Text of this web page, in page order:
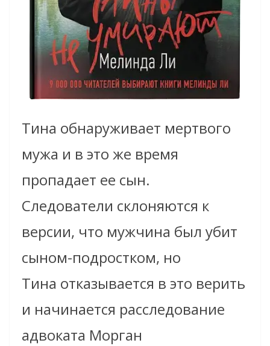
Тина обнаруживает мертвого
мужа и в это же время
пропадает ее сын.
Следователи склоняются к
версии, что мужчина был убит
сыном-подростком, но
Тина отказывается в это верить
и начинается расследование
адвоката Морган